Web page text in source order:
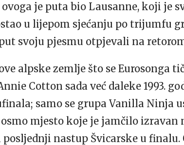
je puta bio Lausanne, koji je
u lijepom sjećanju po trijumfu
svoju pjesmu otpjevali na
alpske zemlje što se Eurosonga
Cotton sada već daleke 1993.
samo se grupa Vanilla Ninja
mjesto koje je jamčilo izravan
posljednji nastup Švicarske u finalu.